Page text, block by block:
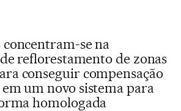
concentram-se na
reflorestamento de zonas
conseguir compensação
em um novo sistema para
homologada